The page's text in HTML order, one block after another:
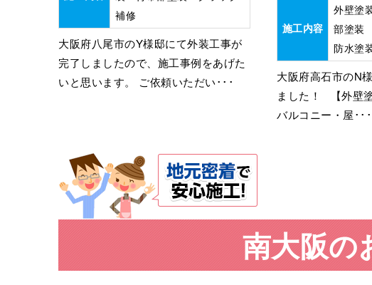
補修
大阪府八尾市のY様邸にて外装工事が
完了しましたので、施工事例をあげた
いと思います。 ご依頼いただい･･･
施工内容
外壁塗
部塗装
防水塗
大阪府高石市のN
ました！ 【外壁
バルコニー・屋･･･
南大阪の